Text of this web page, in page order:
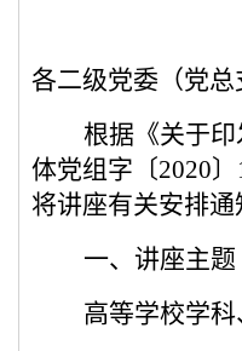
各二级党委（党总
根据《关于印
体党组字 〔2020〕
将讲座有关安排通
一、 讲座主题
高等学校学